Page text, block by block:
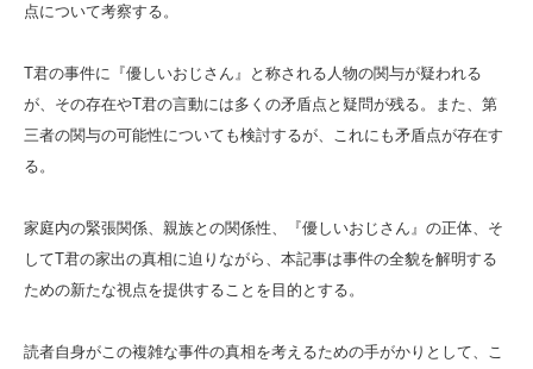
点について考察する。
T君の事件に『優しいおじさん』と称される人物の関与が疑われる
が、その存在やT君の言動には多くの矛盾点と疑問が残る。また、第
三者の関与の可能性についても検討するが、これにも矛盾点が存在す
る。
家庭内の緊張関係、親族との関係性、『優しいおじさん』の正体、そ
してT君の家出の真相に迫りながら、本記事は事件の全貌を解明する
ための新たな視点を提供することを目的とする。
読者自身がこの複雑な事件の真相を考えるための手がかりとして、こ